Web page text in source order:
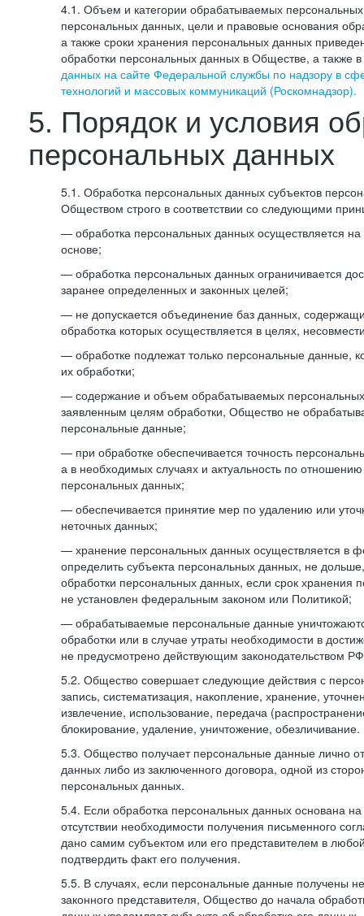
4.1. Объем и категории обрабатываемых персональных
персональных данных, цели и правовые основания
а также сроки хранения персональных данных
обработки персональных данных в Обществе, а также в
данных на сайте Федеральной службы по надзору в
технологий и массовых коммуникаций (Роскомнадзор).
5. Порядок и условия
персональных данных
5.1. Обработка персональных данных субъектов
Обществом строго в соответствии со следующими
— обработка персональных данных осуществляется на
основе;
— обработка персональных данных ограничивается
заранее определенных и законных целей;
— не допускается объединение баз данных,
обработка которых осуществляется в целях,
— обработке подлежат только персональные данные,
их обработки;
— содержание и объем обрабатываемых персональных
заявленным целям обработки, Общество не
персональные данные;
— при обработке обеспечивается точность
а в необходимых случаях и актуальность по
персональных данных;
— обеспечивается принятие мер по удалению или
неточных данных;
— хранение персональных данных осуществляется в
определить субъекта персональных данных, не
обработки персональных данных, если срок хранения
не установлен федеральным законом или Политикой;
— обрабатываемые персональные данные
обработки или в случае утраты необходимости в
не предусмотрено действующим законодательством
5.2. Общество совершает следующие действия с
запись, систематизация, накопление, хранение,
извлечение, использование, передача
блокирование, удаление, уничтожение, обезличивание.
5.3. Общество получает персональные данные лично
данных либо из заключенного договора, одной из
персональных данных.
5.4. Если обработка персональных данных основана на
отсутствии необходимости получения письменного
дано самим субъектом или его представителем в
подтвердить факт его получения.
5.5. В случаях, если персональные данные получены
законного представителя, Общество до начала